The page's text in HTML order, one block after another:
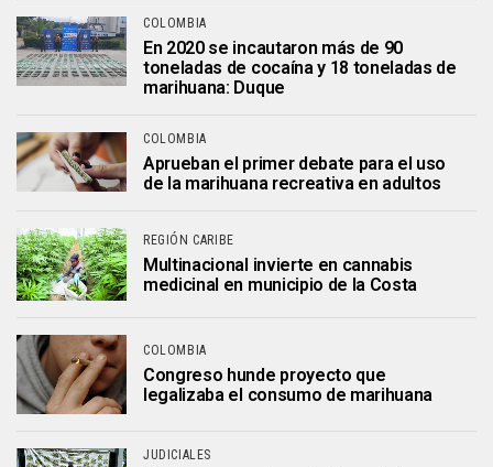
COLOMBIA
En 2020 se incautaron más de 90
toneladas de cocaína y 18 toneladas de
marihuana: Duque
COLOMBIA
Aprueban el primer debate para el uso
de la marihuana recreativa en adultos
REGIÓN CARIBE
Multinacional invierte en cannabis
medicinal en municipio de la Costa
COLOMBIA
Congreso hunde proyecto que
legalizaba el consumo de marihuana
JUDICIALES